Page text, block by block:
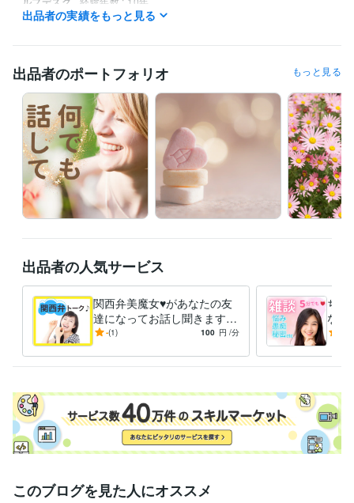
ココナラ初出品しました♪　よろしくお願いします レギュラーランク
資格・検定
リンパケアセラピスト 取得年 : 2008年
カラーセラピスト 取得年 : 2010年
日本語教師 取得年 : 2009年
得意分野
悩み相談・カウンセリング ☘シングルマザーの不安や悩み相談 ☘子
連れ留学、現地校について
☘留学・海外生活における不安、悩み ☘
年下彼、片想い、訳アリ恋愛♡
☘プチうつ、手遅れにならないうちに
語学力
中国語 ビジネスレベル
出品者の実績をもっと見る
出品者のポートフォリオ もっと見る
出品者の人気サービス
関西弁美魔女♥があなたの友
達になってお話し聞きます
関西弁/楽しい/明るいシンマ
けど
-(1) 100 円 /分
ちょ
ない
雑談
このブログを見た人にオススメ